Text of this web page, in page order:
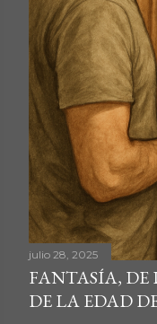
julio 28, 2025
FANTASÍA, DE
DE LA EDAD